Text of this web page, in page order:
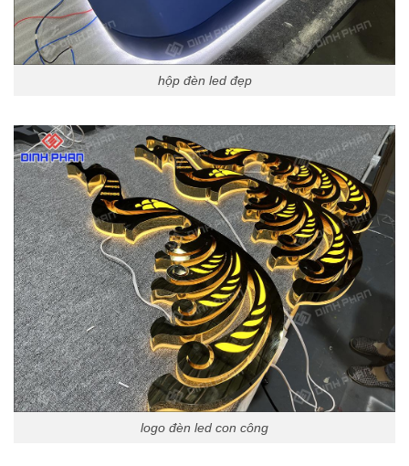
hộp đèn led đẹp
logo đèn led con công